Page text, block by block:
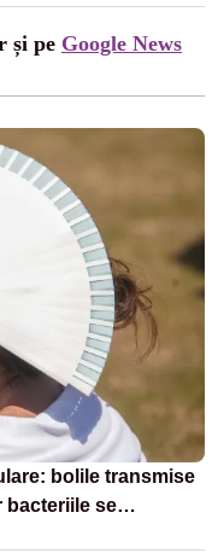
și pe Google News
bolile transmise
bacteriile se